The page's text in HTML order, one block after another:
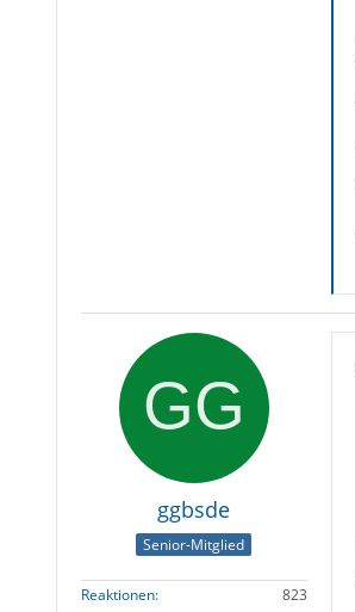
ggbsde
Senior-Mitglied
Reaktionen
823